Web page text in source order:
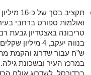
תקציב
בנווה יעקב, 4
ש"ח עבור שדרוג והקמת
במרכז העיר ובשכונת
בכדורסל, לשדרוג אולם